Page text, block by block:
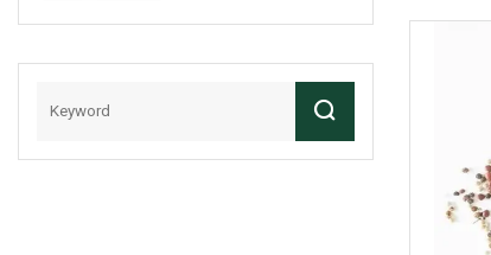
Trockengewürzmüh